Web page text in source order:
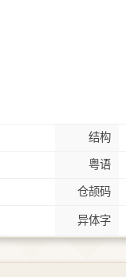
结构
粤语
仓颉码
异体字